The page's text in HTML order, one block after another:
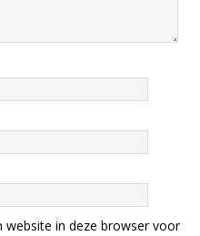
in deze browser voor